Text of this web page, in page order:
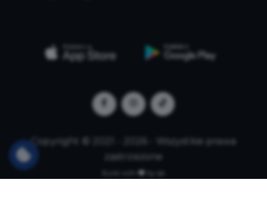
Copyright © 2021 - 2026 - Wszystkie prawa
zastrzeżone